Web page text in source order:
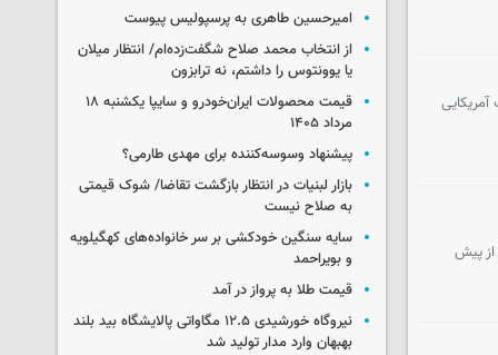
از پیش
امیرحسین طاهری به پرسپولیس پیوست
از انتخاب محمد صلاح شگفت‌زده‌ام/ انتظار میلان
یا یوونتوس را داشتم، نه ترابزون
قیمت محصولات ایران‌خودرو و سایپا یکشنبه ۱۸
مرداد ۱۴۰۵
پیشنهاد وسوسه‌کننده برای مهدی طارمی؟
بازار لبنیات در انتظار بازگشت تقاضا/ شوک قیمتی
به صلاح نیست
سایه سنگین خودکشی بر سر خانواده‌های کهگیلویه
و بویراحمد
قیمت طلا به پرواز در آمد
نیروگاه خورشیدی ۱۲.۵ مگاواتی پالایشگاه بید بلند
بهبهان وارد مدار تولید شد